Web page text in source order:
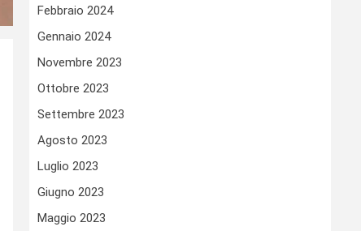
Febbraio 2024
Gennaio 2024
Novembre 2023
Ottobre 2023
Settembre 2023
Agosto 2023
Luglio 2023
Giugno 2023
Maggio 2023